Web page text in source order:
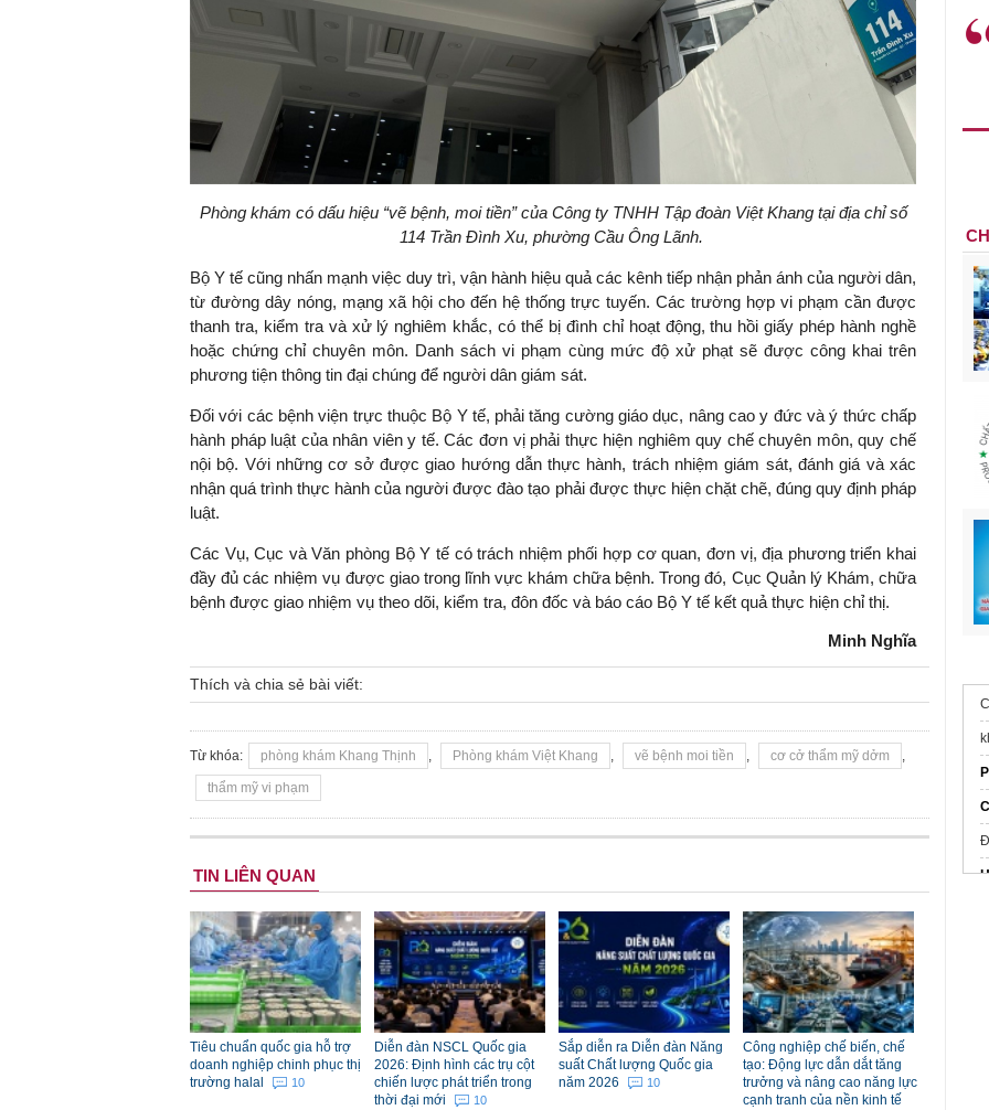
Phòng khám có dấu hiệu “vẽ bệnh, moi tiền” của Công ty TNHH Tập đoàn Việt Khang tại địa chỉ số
114 Trần Đình Xu, phường Cầu Ông Lãnh.
Bộ Y tế cũng nhấn mạnh việc duy trì, vận hành hiệu quả các kênh tiếp nhận phản ánh của người dân,
từ đường dây nóng, mạng xã hội cho đến hệ thống trực tuyến. Các trường hợp vi phạm cần được
thanh tra, kiểm tra và xử lý nghiêm khắc, có thể bị đình chỉ hoạt động, thu hồi giấy phép hành nghề
hoặc chứng chỉ chuyên môn. Danh sách vi phạm cùng mức độ xử phạt sẽ được công khai trên
phương tiện thông tin đại chúng để người dân giám sát.
Đối với các bệnh viện trực thuộc Bộ Y tế, phải tăng cường giáo dục, nâng cao y đức và ý thức chấp
hành pháp luật của nhân viên y tế. Các đơn vị phải thực hiện nghiêm quy chế chuyên môn, quy chế
nội bộ. Với những cơ sở được giao hướng dẫn thực hành, trách nhiệm giám sát, đánh giá và xác
nhận quá trình thực hành của người được đào tạo phải được thực hiện chặt chẽ, đúng quy định pháp
luật.
Các Vụ, Cục và Văn phòng Bộ Y tế có trách nhiệm phối hợp cơ quan, đơn vị, địa phương triển khai
đầy đủ các nhiệm vụ được giao trong lĩnh vực khám chữa bệnh. Trong đó, Cục Quản lý Khám, chữa
bệnh được giao nhiệm vụ theo dõi, kiểm tra, đôn đốc và báo cáo Bộ Y tế kết quả thực hiện chỉ thị.
Minh Nghĩa
Thích và chia sẻ bài viết:
Từ khóa: phòng khám Khang Thịnh , Phòng khám Việt Khang , vẽ bệnh moi tiền , cơ cở thẩm mỹ dởm ,
thẩm mỹ vi phạm
TIN LIÊN QUAN
Tiêu chuẩn quốc gia hỗ trợ
doanh nghiệp chinh phục thị
trường halal
10
Diễn đàn NSCL Quốc gia
2026: Định hình các trụ cột
chiến lược phát triển trong
thời đại mới
10
Sắp diễn ra Diễn đàn Năng
suất Chất lượng Quốc gia
năm 2026
10
Công nghiệp chế biến, chế
tạo: Động lực dẫn dắt tăng
trưởng và nâng cao năng lực
cạnh tranh của nền kinh tế
"Có rất nhiều việc phải làm
ngay từ bây giờ và trên thực tế
đang được tiến hành như tăng
đầu tư cho khoa học công
nghệ; ban hành các cơ chế
khuyến khích đổi mới sáng tạo,
khởi nghiệp..."
Việc sử dụng hiệu quả chính
sách tài khóa không chỉ mang ý
nghĩa hỗ trợ ngắn hạn mà còn
đóng vai trò tạo nền tảng cho
tăng trưởng bền vững dài hạn.